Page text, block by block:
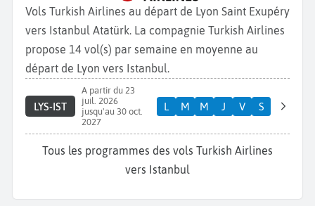
Vols Turkish Airlines au départ de Lyon Saint Exupéry
vers Istanbul Atatürk. La compagnie Turkish Airlines
propose 14 vol(s) par semaine en moyenne au
départ de Lyon vers Istanbul.
LYS-IST
A partir du 23
juil. 2026
jusqu'au 30 oct.
2027
L M M J V S
Tous les programmes des vols Turkish Airlines
vers Istanbul